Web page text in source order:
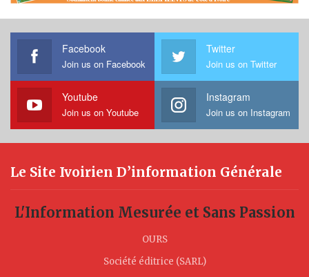
Facebook
Join us on Facebook
Twitter
Join us on Twitter
Youtube
Join us on Youtube
Instagram
Join us on Instagram
Le Site Ivoirien D’information Générale
L'Information Mesurée et Sans Passion
OURS
Société éditrice (SARL)